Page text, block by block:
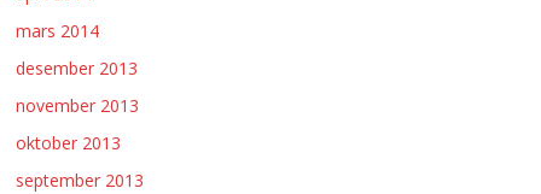
mars 2014
desember 2013
november 2013
oktober 2013
september 2013